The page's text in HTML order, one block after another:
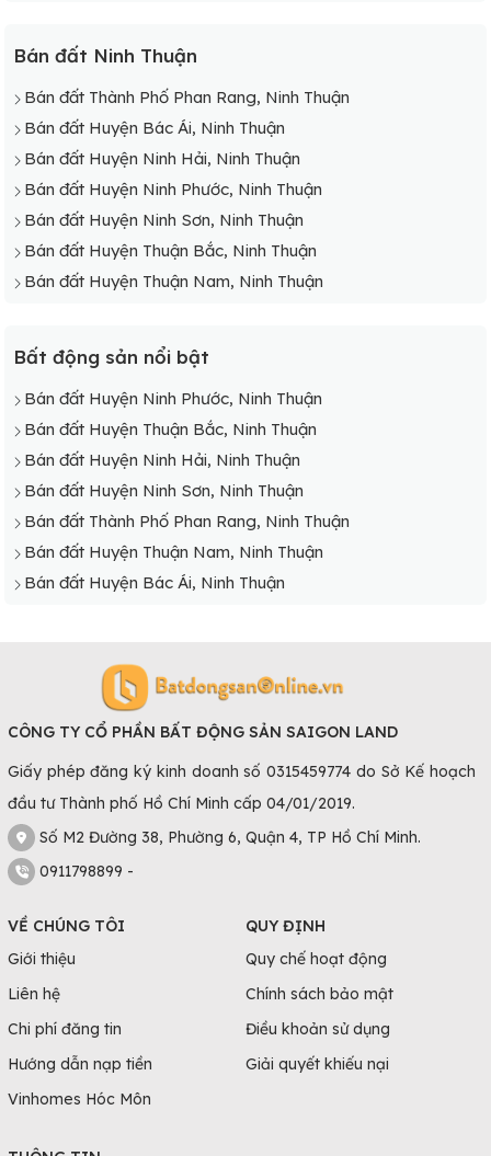
Bán đất Ninh Thuận
Bán đất Thành Phố Phan Rang, Ninh Thuận
Bán đất Huyện Bác Ái, Ninh Thuận
Bán đất Huyện Ninh Hải, Ninh Thuận
Bán đất Huyện Ninh Phước, Ninh Thuận
Bán đất Huyện Ninh Sơn, Ninh Thuận
Bán đất Huyện Thuận Bắc, Ninh Thuận
Bán đất Huyện Thuận Nam, Ninh Thuận
Bất động sản nổi bật
Bán đất Huyện Ninh Phước, Ninh Thuận
Bán đất Huyện Thuận Bắc, Ninh Thuận
Bán đất Huyện Ninh Hải, Ninh Thuận
Bán đất Huyện Ninh Sơn, Ninh Thuận
Bán đất Thành Phố Phan Rang, Ninh Thuận
Bán đất Huyện Thuận Nam, Ninh Thuận
Bán đất Huyện Bác Ái, Ninh Thuận
CÔNG TY CỔ PHẦN BẤT ĐỘNG SẢN SAIGON LAND
Giấy phép đăng ký kinh doanh số 0315459774 do Sở Kế hoạch
đầu tư Thành phố Hồ Chí Minh cấp 04/01/2019.
Số M2 Đường 38, Phường 6, Quận 4, TP Hồ Chí Minh.
0911798899 -
VỀ CHÚNG TÔI
Giới thiệu
Liên hệ
Chi phí đăng tin
Hướng dẫn nạp tiền
Vinhomes Hóc Môn
QUY ĐỊNH
Quy chế hoạt động
Chính sách bảo mật
Điều khoản sử dụng
Giải quyết khiếu nại